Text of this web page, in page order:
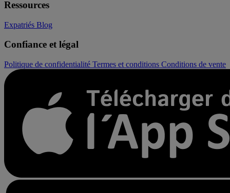
Ressources
Expatriés Blog
Confiance et légal
Politique de confidentialité Termes et conditions Conditions de vente